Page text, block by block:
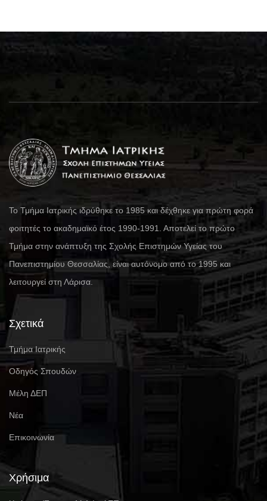
Το Τμήμα Ιατρικής ιδρύθηκε το 1985 και δέχθηκε για πρώτη φορά
φοιτητές το ακαδημαϊκό έτος 1990-1991. Αποτελεί το πρώτο
Τμήμα στην ανάπτυξη της Σχολής Επιστημών Υγείας του
Πανεπιστημίου Θεσσαλίας, είναι αυτόνομο από το 1995 και
λειτουργεί στη Λάρισα.
Σχετικά
Τμήμα Ιατρικής
Οδηγός Σπουδών
Μέλη ΔΕΠ
Νέα
Επικοινωνία
Χρήσιμα